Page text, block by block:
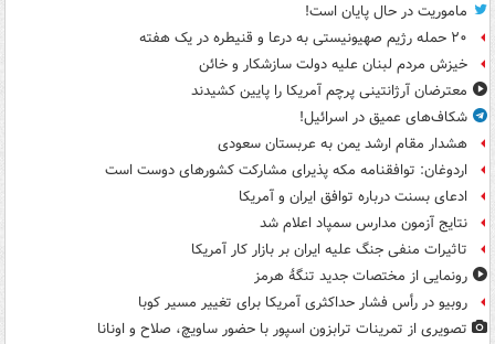
ماموریت در حال پایان است!
۲۰ حمله رژیم صهیونیستی به درعا و قنیطره در یک هفته
خیزش مردم لبنان علیه دولت سازشکار و خائن
معترضان آرژانتینی پرچم آمریکا را پایین کشیدند
شکاف‌های عمیق در اسرائیل!
هشدار مقام ارشد یمن به عربستان سعودی
اردوغان: توافقنامه مکه پذیرای مشارکت کشورهای دوست است
ادعای بسنت درباره توافق ایران و آمریکا
نتایج آزمون مدارس سمپاد اعلام شد
تاثیرات منفی جنگ علیه ایران بر بازار کار آمریکا
رونمایی از مختصات جدید تنگۀ هرمز
روبیو در رأس فشار حداکثری آمریکا برای تغییر مسیر کوبا
تصویری از تمرینات ترابزون اسپور با حضور ساویچ، صلاح و اونانا